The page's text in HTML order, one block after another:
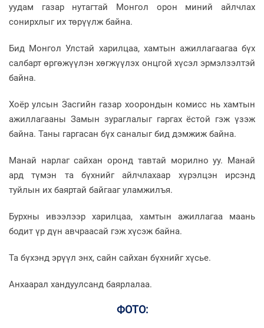
уудам газар нутагтай Монгол орон миний айлчлах
сонирхлыг их төрүүлж байна.
Бид Монгол Улстай харилцаа, хамтын ажиллагаагаа бүх
салбарт өргөжүүлэн хөгжүүлэх онцгой хүсэл эрмэлзэлтэй
байна.
Хоёр улсын Засгийн газар хоорондын комисс нь хамтын
ажиллагааны Замын зураглалыг гаргах ёстой гэж үзэж
байна. Таны гаргасан бүх саналыг бид дэмжиж байна.
Манай нарлаг сайхан оронд тавтай морилно уу. Манай
ард түмэн та бүхнийг айлчлахаар хүрэлцэн ирсэнд
туйлын их баяртай байгааг уламжилъя.
Бурхны ивээлээр харилцаа, хамтын ажиллагаа маань
бодит үр дүн авчраасай гэж хүсэж байна.
Та бүхэнд эрүүл энх, сайн сайхан бүхнийг хүсье.
Анхаарал хандуулсанд баярлалаа.
ФОТО: